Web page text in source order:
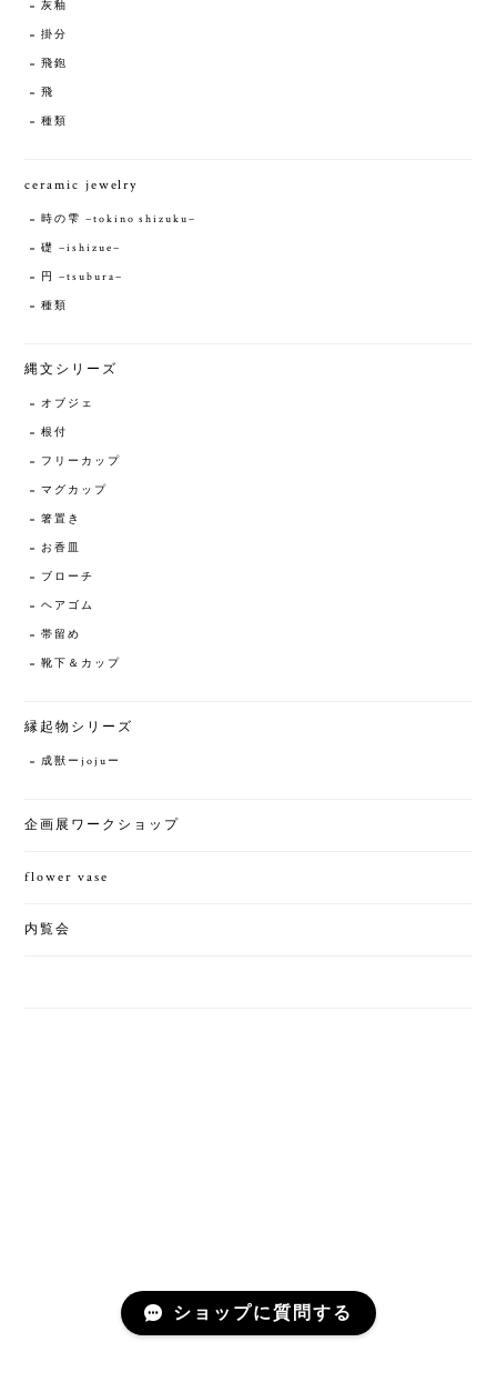
灰釉
掛分
飛鉋
飛
種類
ceramic jewelry
時の雫 −tokino shizuku−
礎 −ishizue−
円 −tsubura−
種類
縄文シリーズ
オブジェ
根付
フリーカップ
マグカップ
箸置き
お香皿
ブローチ
ヘアゴム
帯留め
靴下＆カップ
縁起物シリーズ
成獣ーjojuー
企画展ワークショップ
flower vase
内覧会
ショップに質問する